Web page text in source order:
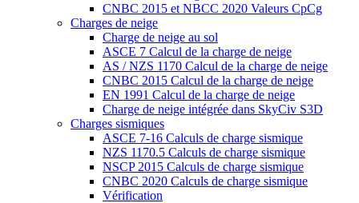
CNBC 2015 et NBCC 2020 Valeurs CpCg
Charges de neige
Charge de neige au sol
ASCE 7 Calcul de la charge de neige
AS / NZS 1170 Calcul de la charge de neige
CNBC 2015 Calcul de la charge de neige
EN 1991 Calcul de la charge de neige
Charge de neige intégrée dans SkyCiv S3D
Charges sismiques
ASCE 7-16 Calculs de charge sismique
NZS 1170.5 Calculs de charge sismique
NSCP 2015 Calculs de charge sismique
CNBC 2020 Calculs de charge sismique
Vérification